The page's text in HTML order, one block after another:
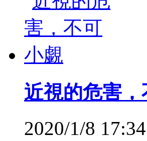
近視的危害
2020/1/8 17:34